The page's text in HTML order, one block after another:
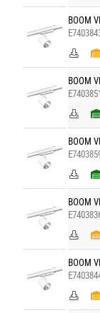
BOOM
BOOM
E7403851
BOOM
BOOM
BOOM